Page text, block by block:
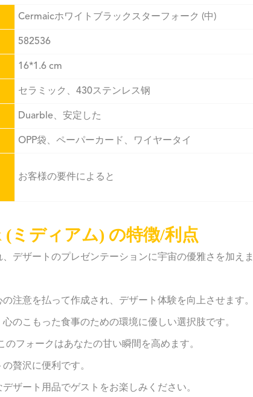
Cermaicホワイトブラックスターフォーク (中)
582536
16*1.6 cm
セラミック、430ステンレス钢
Duarble、安定した
OPP袋、ペーパーカード、ワイヤータイ
お客様の要件によると
(ミディアム) の特徴/利点
デザートのプレゼンテーションに宇宙の優雅さを加えま
注意を払って作成され、デザート体験を向上させます。
のこもった食事のための環境に優しい選択肢です。
フォークはあなたの甘い瞬間を高めます。
贅沢に便利です。
ザート用品でゲストをお楽しみください。